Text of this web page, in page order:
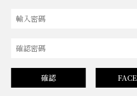
確認